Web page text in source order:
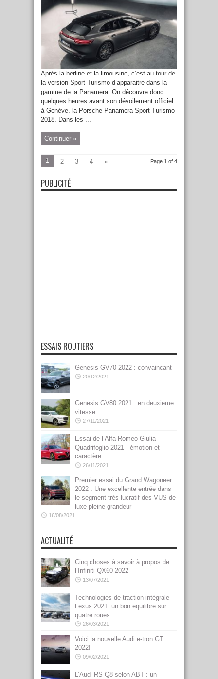
Après la berline et la limousine, c’est au tour de
la version Sport Turismo d’apparaitre dans la
gamme de la Panamera. On découvre donc
quelques heures avant son dévoilement officiel
à Genève, la Porsche Panamera Sport Turismo
2018. Dans les ...
Continuer »
Page 1 of 4
1 2 3 4 »
PUBLICITÉ
ESSAIS ROUTIERS
Genesis GV70 2022 : convaincant
20/12/2021
Genesis GV80 2021 : en deuxième
vitesse
27/11/2021
Essai de l’Alfa Romeo Giulia
Quadrifoglio 2021 : émotion et
caractère
26/11/2021
Premier essai du Grand Wagoneer
2022 : Une excellente entrée dans
le segment très lucratif des VUS de
luxe pleine grandeur
16/08/2021
ACTUALITÉ
Cinq choses à savoir à propos de
l’Infiniti QX60 2022
13/07/2021
Technologies de traction intégrale
Lexus 2021: un bon équilibre sur
quatre roues
26/03/2021
Voici la nouvelle Audi e-tron GT
2022!
09/02/2021
L’Audi RS Q8 selon ABT : un